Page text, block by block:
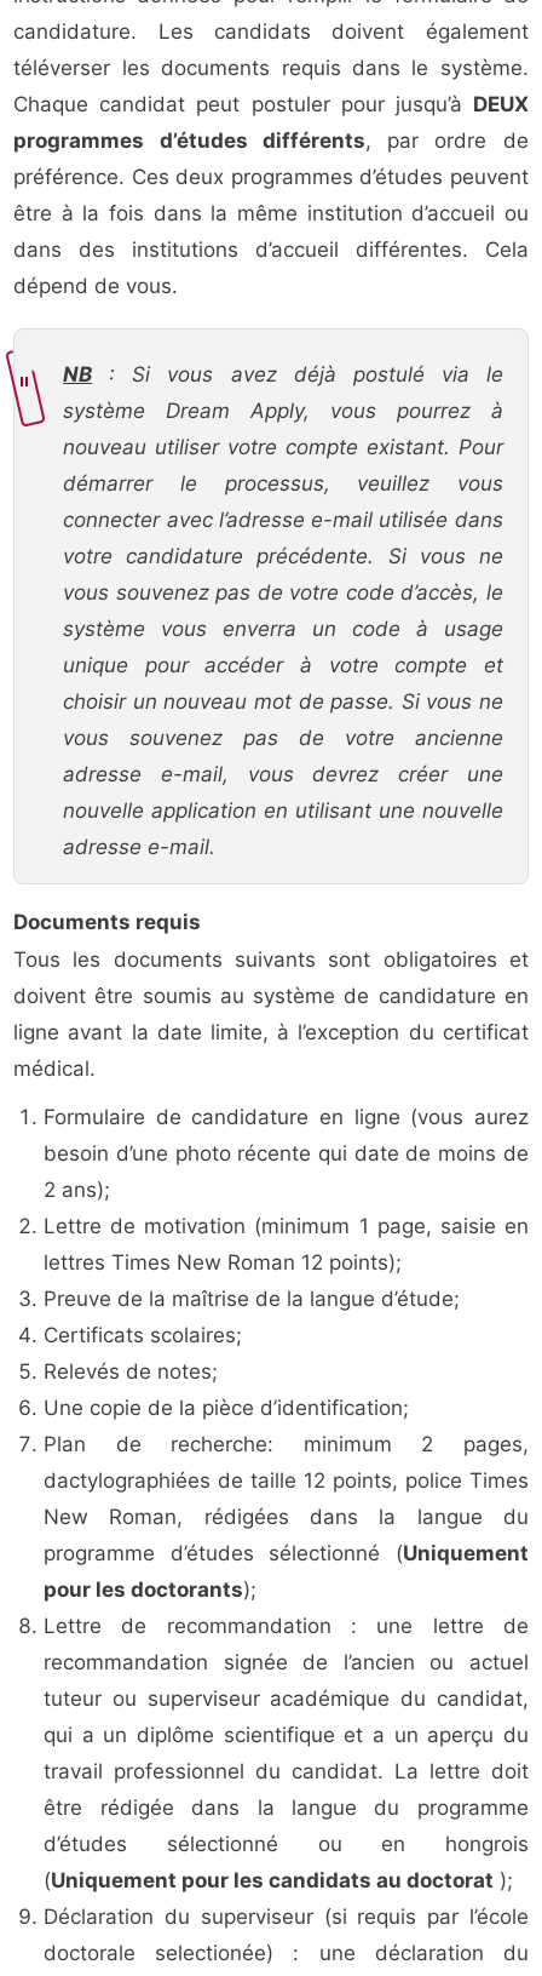
candidature. Les candidats doivent également
téléverser les documents requis dans le système.
Chaque candidat peut postuler pour jusqu’à DEUX
programmes d’études différents, par ordre de
préférence. Ces deux programmes d’études peuvent
être à la fois dans la même institution d’accueil ou
dans des institutions d’accueil différentes. Cela
dépend de vous.
NB : Si vous avez déjà postulé via le
système Dream Apply, vous pourrez à
nouveau utiliser votre compte existant. Pour
démarrer le processus, veuillez vous
connecter avec l’adresse e-mail utilisée dans
votre candidature précédente. Si vous ne
vous souvenez pas de votre code d’accès, le
système vous enverra un code à usage
unique pour accéder à votre compte et
choisir un nouveau mot de passe. Si vous ne
vous souvenez pas de votre ancienne
adresse e-mail, vous devrez créer une
nouvelle application en utilisant une nouvelle
adresse e-mail.
Documents requis
Tous les documents suivants sont obligatoires et
doivent être soumis au système de candidature en
ligne avant la date limite, à l’exception du certificat
médical.
Formulaire de candidature en ligne (vous aurez
besoin d’une photo récente qui date de moins de
2 ans);
Lettre de motivation (minimum 1 page, saisie en
lettres Times New Roman 12 points);
Preuve de la maîtrise de la langue d’étude;
Certificats scolaires;
Relevés de notes;
Une copie de la pièce d’identification;
Plan de recherche: minimum 2 pages,
dactylographiées de taille 12 points, police Times
New Roman, rédigées dans la langue du
programme d’études sélectionné (Uniquement
pour les doctorants);
Lettre de recommandation : une lettre de
recommandation signée de l’ancien ou actuel
tuteur ou superviseur académique du candidat,
qui a un diplôme scientifique et a un aperçu du
travail professionnel du candidat. La lettre doit
être rédigée dans la langue du programme
d’études sélectionné ou en hongrois
(Uniquement pour les candidats au doctorat );
Déclaration du superviseur (si requis par l’école
doctorale selectionée) : une déclaration du